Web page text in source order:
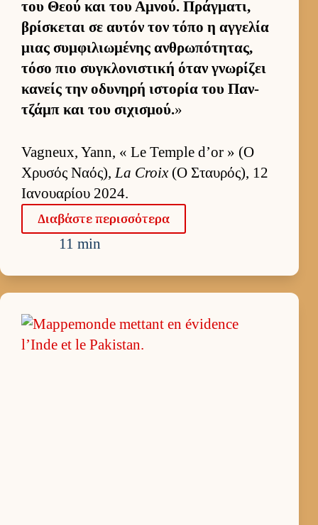
του Θεού και του Αμνού. Πράγ­ματι,
βρίσκεται σε αυ­τόν τον τόπο η αγ­γελία
μιας συμ­φιλιω­μένης αν­θρωπότητας,
τόσο πιο συγκλονιστική όταν γνωρίζει
κανείς την οδυνηρή ιστορία του Παν­
τζάμπ και του σιχισμού.»
Vagneux, Yann, « Le Temple d’or » (Ο
Χρυσός Ναός),La Croix (Ο Σταυ­ρός), 12
Ια­νουα­ρίου 2024.
Δια­βάστε περισ­σότερα
11 min